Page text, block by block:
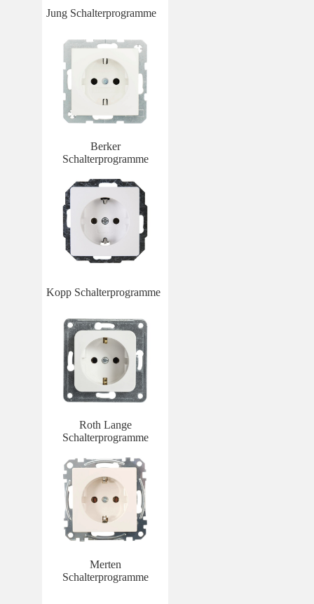
Jung Schalterprogramme
Berker
Schalterprogramme
Kopp Schalterprogramme
Roth Lange
Schalterprogramme
Merten
Schalterprogramme